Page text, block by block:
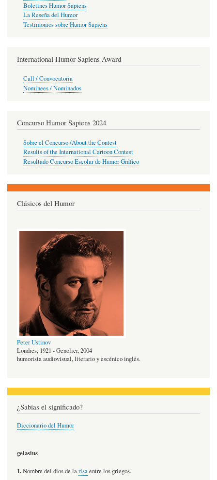
Boletines Humor Sapiens
La Reseña del Humor
Testimonios sobre Humor Sapiens
International Humor Sapiens Award
Call / Convocatoria
Nominees / Nominados
Concurso Humor Sapiens 2024
Sobre el Concurso /About the Contest
Results of the International Cartoon Contest
Resultado Concurso Escolar de Humor Gráfico
Clásicos del Humor
Peter Ustinov
Londres, 1921 - Genolier, 2004
humorista audiovisual, literario y escénico inglés.
¿Sabías el significado?
Diccionario del Humor
gelasius
1.Nombre del dios de larisaentre los griegos.